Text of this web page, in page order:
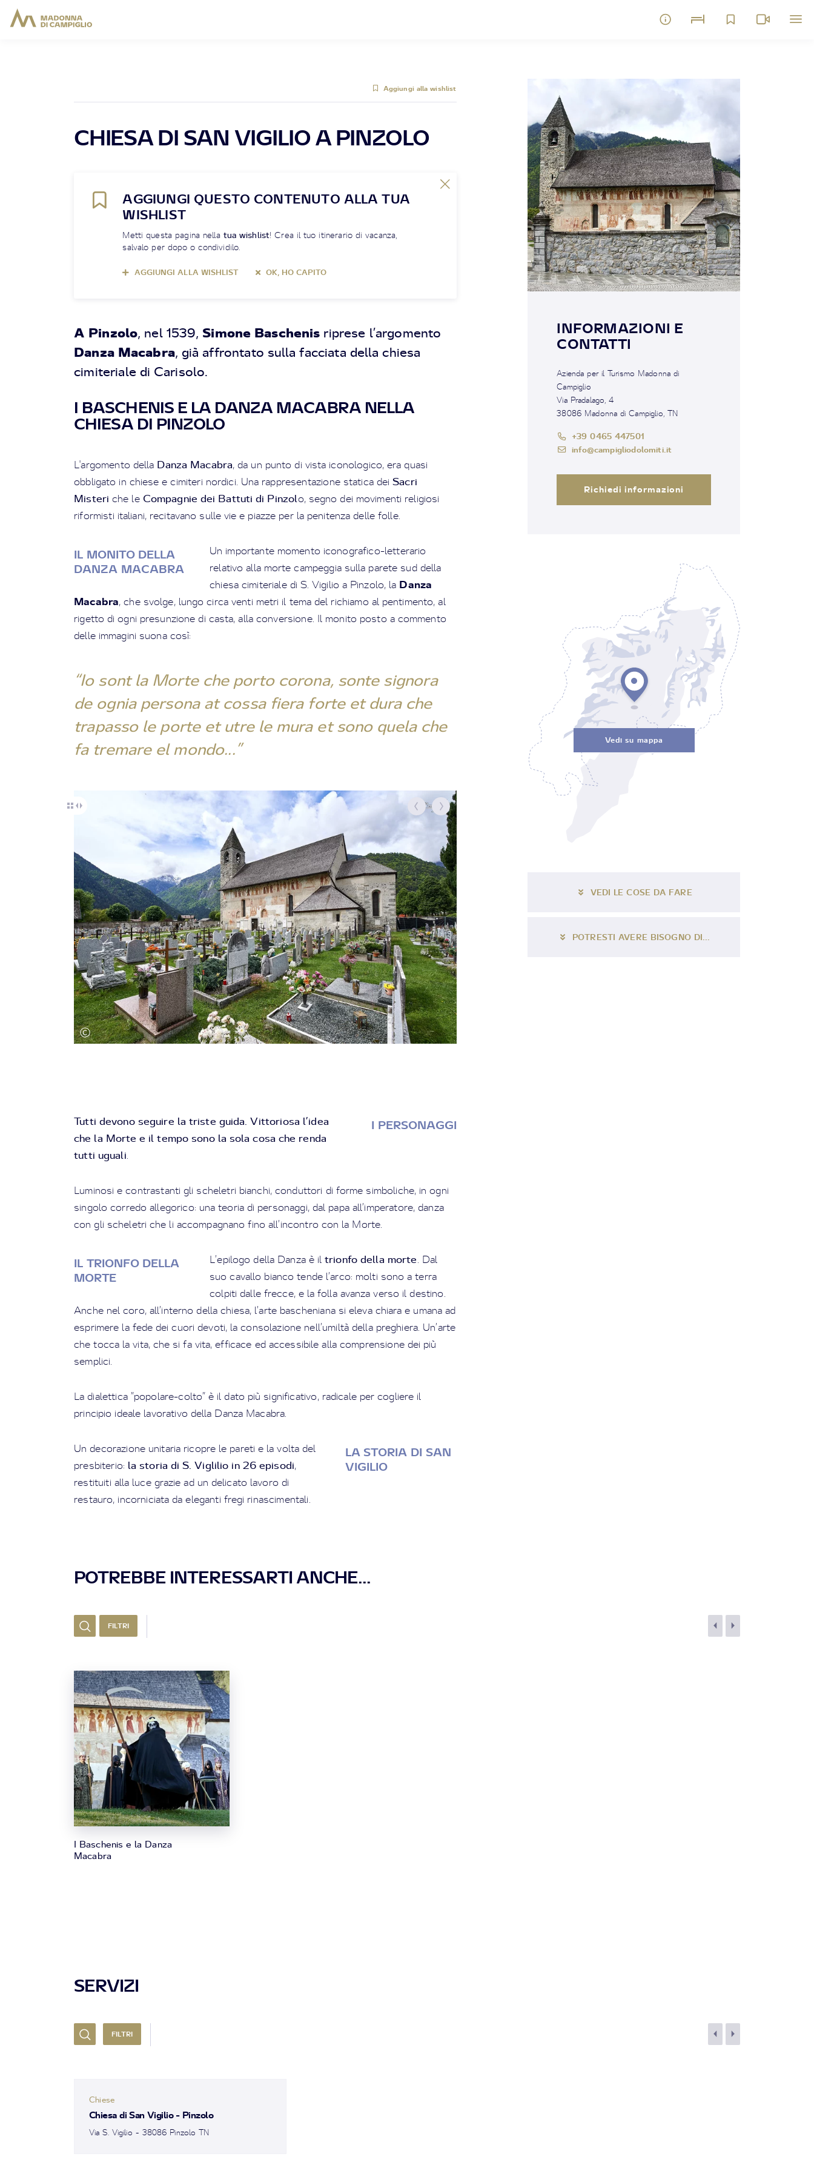
Aggiungi alla wishlist
CHIESA DI SAN VIGILIO A PINZOLO
AGGIUNGI QUESTO CONTENUTO ALLA TUA
WISHLIST
Metti questa pagina nella tua wishlist! Crea il tuo itinerario di vacanza,
salvalo per dopo o condividilo.
AGGIUNGI ALLA WISHLIST OK, HO CAPITO
A Pinzolo, nel 1539, Simone Baschenis riprese l’argomento
Danza Macabra, già affrontato sulla facciata della chiesa
cimiteriale di Carisolo.
I BASCHENIS E LA DANZA MACABRA NELLA
CHIESA DI PINZOLO
L'argomento della Danza Macabra, da un punto di vista iconologico, era quasi
obbligato in chiese e cimiteri nordici. Una rappresentazione statica deiSacri
Misteri che le Compagnie dei Battuti di Pinzolo, segno dei movimenti religiosi
riformisti italiani, recitavano sulle vie e piazze per la penitenza delle folle.
IL MONITO DELLA
DANZA MACABRA
Un importante momento iconografico-letterario
relativo alla morte campeggia sulla parete sud della
chiesa cimiteriale di S. Vigilio a Pinzolo, la Danza
Macabra, che svolge, lungo circa venti metri il tema del richiamo al pentimento, al
rigetto di ogni presunzione di casta, alla conversione. Il monito posto a commento
delle immagini suona così:
“Io sont la Morte che porto corona, sonte signora
de ognia persona at cossa fiera forte et dura che
trapasso le porte et utre le mura et sono quela che
fa tremare el mondo...”
I PERSONAGGI
Tutti devono seguire la triste guida. Vittoriosa l’idea
che la Morte e il tempo sono la sola cosa che renda
tutti uguali.
Luminosi e contrastanti gli scheletri bianchi, conduttori di forme simboliche, in ogni
singolo corredo allegorico: una teoria di personaggi, dal papa all’imperatore, danza
con gli scheletri che li accompagnano fino all’incontro con la Morte.
IL TRIONFO DELLA
MORTE
L’epilogo della Danza è il trionfo della morte. Dal
suo cavallo bianco tende l’arco: molti sono a terra
colpiti dalle frecce, e la folla avanza verso il destino.
Anche nel coro, all’interno della chiesa, l’arte bascheniana si eleva chiara e umana ad
esprimere la fede dei cuori devoti, la consolazione nell’umiltà della preghiera. Un’arte
che tocca la vita, che si fa vita, efficace ed accessibile alla comprensione dei più
semplici.
La dialettica ”popolare-colto” è il dato più significativo, radicale per cogliere il
principio ideale lavorativo della Danza Macabra.
LA STORIA DI SAN
VIGILIO
Un decorazione unitaria ricopre le pareti e la volta del
presbiterio: la storia di S. Viglilio in 26 episodi,
restituiti alla luce grazie ad un delicato lavoro di
restauro, incorniciata da eleganti fregi rinascimentali.
INFORMAZIONI E
CONTATTI
Azienda per il Turismo Madonna di
Campiglio
Via Pradalago, 4
38086 Madonna di Campiglio, TN
+39 0465 447501
info@campigliodolomiti.it
Richiedi informazioni
Vedi su mappa
VEDI LE COSE DA FARE
POTRESTI AVERE BISOGNO DI...
POTREBBE INTERESSARTI ANCHE...
FILTRI
I Baschenis e la Danza
Macabra
SERVIZI
FILTRI
Chiese
Chiesa di San Vigilio - Pinzolo
Via S. Vigilio - 38086 Pinzolo TN